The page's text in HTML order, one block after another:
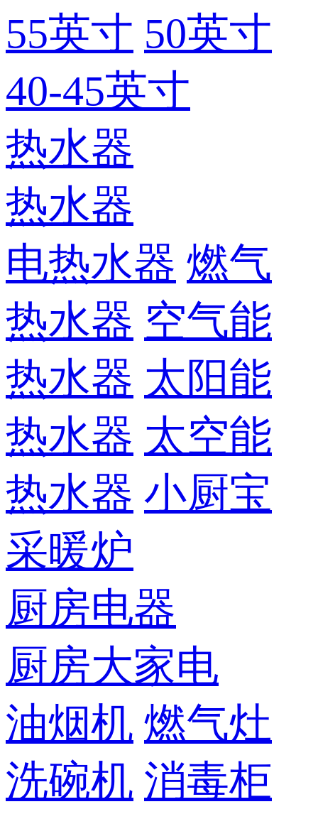
55英寸 50英寸
40-45英寸
热水器
热水器
电热水器 燃气
热水器 空气能
热水器 太阳能
热水器 太空能
热水器 小厨宝
采暖炉
厨房电器
厨房大家电
油烟机 燃气灶
洗碗机 消毒柜